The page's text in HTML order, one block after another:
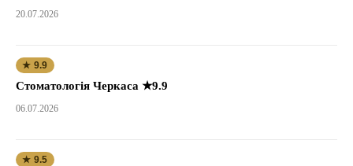
20.07.2026
★ 9.9
Стоматологія Черкаса ★9.9
06.07.2026
★ 9.5